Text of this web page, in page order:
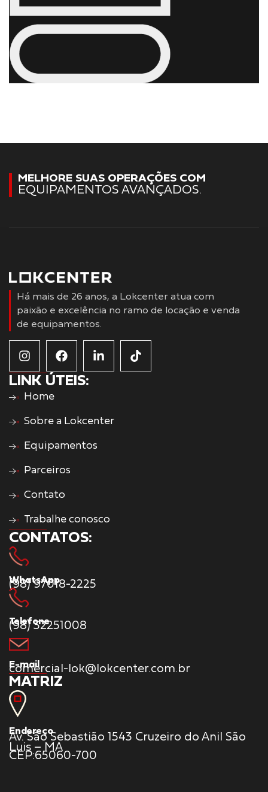
MELHORE SUAS OPERAÇÕES COM
EQUIPAMENTOS AVANÇADOS.
Há mais de 26 anos, a Lokcenter atua com
paixão e excelência no ramo de locação e venda
de equipamentos.
LINK ÚTEIS:
Home
Sobre a Lokcenter
Equipamentos
Parceiros
Contato
Trabalhe conosco
CONTATOS:
WhatsApp
(98) 97018-2225
Telefone
(98) 32251008
E-mail
comercial-lok@lokcenter.com.br
MATRIZ
Endereço
Av. São Sebastião 1543 Cruzeiro do Anil São
Luis – MA
CEP:65060-700